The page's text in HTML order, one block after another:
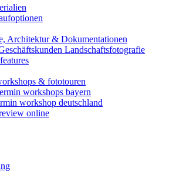
Architektur & Dokumentationen
Landschaftsfotografie
& fototouren
workshops bayern
workshop deutschland
online